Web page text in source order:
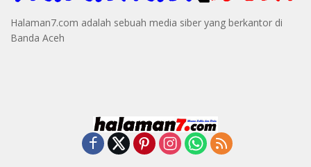
Halaman7.com adalah sebuah media siber yang berkantor di
Banda Aceh